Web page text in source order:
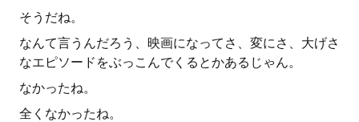
そうだね。
なんて言うんだろう、映画になってさ、変にさ、大げさ
なエピソードをぶっこんでくるとかあるじゃん。
なかったね。
全くなかったね。